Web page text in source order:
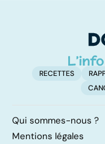
RECETTES
Qui sommes-nous ?
Mentions légales